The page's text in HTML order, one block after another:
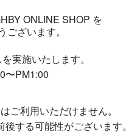
ONLINE SHOP を
ざいます。
実施いたします。
〜PM1:00
ご利用いただけません。
後する可能性がございます。